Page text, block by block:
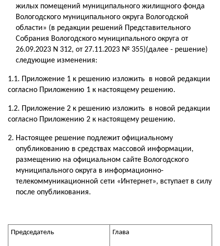
жилых помещений муниципального жилищного фонда
Вологодского муниципального округа Вологодской
области» (в редакции решений Представительного
Собрания Вологодского муниципального округа от
26.09.2023 N 312, от 27.11.2023 № 355)(далее - решение)
следующие изменения:
1.1. Приложение 1 к решению изложить в новой редакции
согласно Приложению 1 к настоящему решению.
1.2. Приложение 2 к решению изложить в новой редакции
согласно Приложению 2 к настоящему решению.
Настоящее решение подлежит официальному
опубликованию в средствах массовой информации,
размещению на официальном сайте Вологодского
муниципального округа в информационно-
телекоммуникационной сети «Интернет», вступает в силу
после опубликования.
Председатель Глава